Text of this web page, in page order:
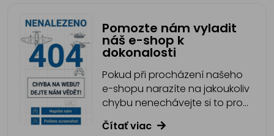
Pomozte nám vyladit
náš e-shop k
dokonalosti
Pokud při procházení našeho
e-shopu narazíte na jakoukoliv
chybu nenechávejte si to pro
sebe.
Čítať viac